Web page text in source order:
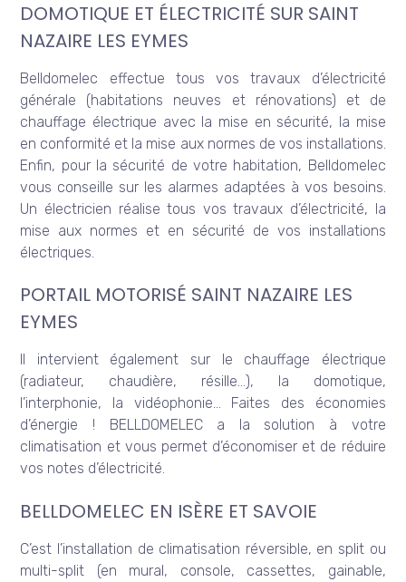
DOMOTIQUE ET ÉLECTRICITÉ SUR SAINT
NAZAIRE LES EYMES
Belldomelec effectue tous vos travaux d’électricité
générale (habitations neuves et rénovations) et de
chauffage électrique avec la mise en sécurité, la mise
en conformité et la mise aux normes de vos installations.
Enfin, pour la sécurité de votre habitation, Belldomelec
vous conseille sur les alarmes adaptées à vos besoins.
Un électricien réalise tous vos travaux d’électricité, la
mise aux normes et en sécurité de vos installations
électriques.
PORTAIL MOTORISÉ SAINT NAZAIRE LES
EYMES
Il intervient également sur le chauffage électrique
(radiateur, chaudière, résille…), la domotique,
l’interphonie, la vidéophonie… Faites des économies
d’énergie ! BELLDOMELEC a la solution à votre
climatisation et vous permet d’économiser et de réduire
vos notes d’électricité.
BELLDOMELEC EN ISÈRE ET SAVOIE
C’est l’installation de climatisation réversible, en split ou
multi-split (en mural, console, cassettes, gainable,